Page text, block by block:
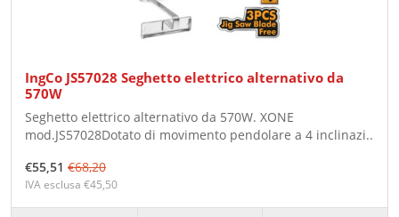
IngCo JS57028 Seghetto elettrico alternativo da
570W
Seghetto elettrico alternativo da 570W. XONE
mod.JS57028Dotato di movimento pendolare a 4 inclinazi..
€55,51 €68,20
IVA esclusa €45,50